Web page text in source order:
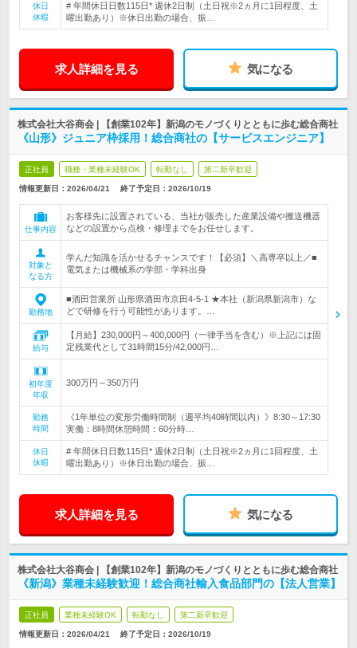
休日
休暇
# 年間休日日数115日* 週休2日制（土日祝※2ヵ月に1回程度、土
曜出勤あり）※休日出勤の場合、振…
求人詳細を見る 気になる
株式会社大谷商会 | 【創業102年】新潟のモノづくりとともに歩む総合商社
《山形》ジュニア枠採用！総合商社の【サービスエンジニア】
正社員 職種・業種未経験OK 転勤なし 第二新卒歓迎
情報更新日：2026/04/21 終了予定日： 2026/10/19
仕事内容
お客様先に設置されている、当社が販売した産業設備や搬送機器
などの設置から点検・修理までをお任せします。
対象と
なる方
学んだ知識を活かせるチャンスです！【必須】＼高専卒以上／■
電気または機械系の学部・学科出身
勤務地
■酒田営業所 山形県酒田市京田4-5-1 ★本社（新潟県新潟市）な
どで研修を行う可能性があります。…
給与
【月給】230,000円～400,000円（一律手当を含む）※上記には固
定残業代として31時間15分/42,000円…
初年度
年収
300万円～350万円
勤務
時間
《1年単位の変形労働時間制（週平均40時間以内）》8:30～17:30
実働：8時間休憩時間：60分時…
休日
休暇
# 年間休日日数115日* 週休2日制（土日祝※2ヵ月に1回程度、土
曜出勤あり）※休日出勤の場合、振…
求人詳細を見る 気になる
株式会社大谷商会 | 【創業102年】新潟のモノづくりとともに歩む総合商社
《新潟》業種未経験歓迎！総合商社輸入食品部門の【法人営業】
正社員 業種未経験OK 転勤なし 第二新卒歓迎
情報更新日：2026/04/21 終了予定日： 2026/10/19